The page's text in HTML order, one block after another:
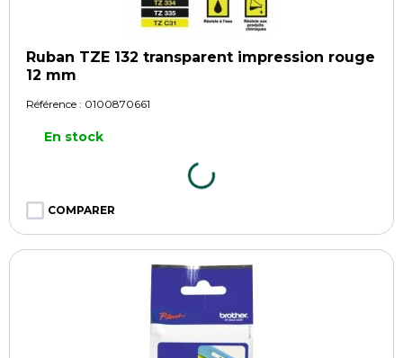
Ruban TZE 132 transparent impression rouge
12 mm
Référence : 0100870661
En stock
COMPARER